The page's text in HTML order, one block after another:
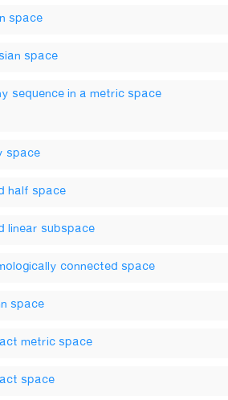
space
space
sequence in a metric space
space
half space
linear subspace
connected space
space
metric space
space